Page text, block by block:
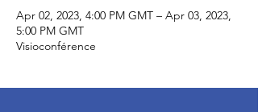
Apr 02, 2023, 4:00 PM GMT – Apr 03, 2023,
5:00 PM GMT
Visioconférence